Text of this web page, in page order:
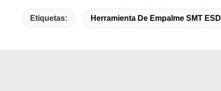
Etiquetas: Herramienta De Empalme SMT ESD